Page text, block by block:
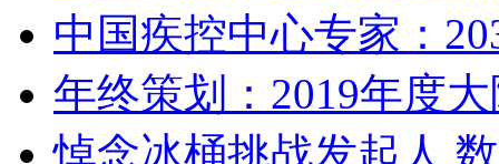
中国疾控中心专家：
年终策划：2019年度
悼念冰桶挑战发起人